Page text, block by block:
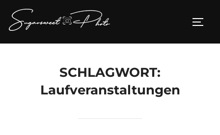
Inhalt
springen
SCHLAGWORT:
Laufveranstaltungen